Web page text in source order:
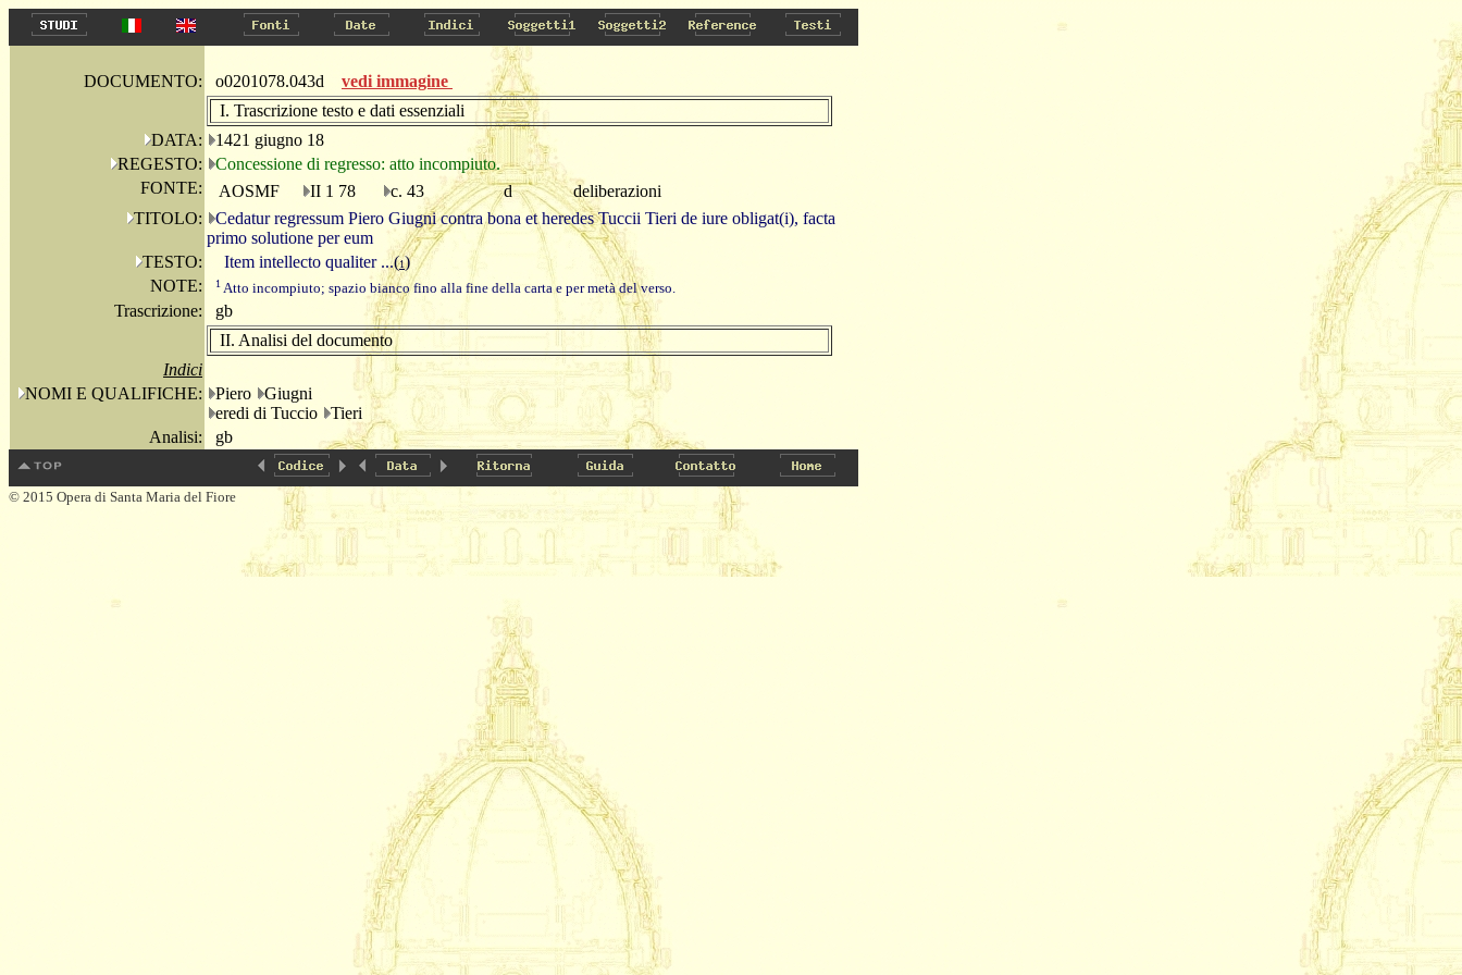
DOCUMENTO: o0201078.043d
vedi immagine
I. Trascrizione testo e dati essenziali
DATA:
1421 giugno 18
REGESTO:
Concessione di regresso: atto incompiuto.
FONTE:
AOSMF II 1 78 c. 43 d
deliberazioni
TITOLO:
Cedatur regressum Piero Giugni contra bona et heredes Tuccii Tieri de iure obligat(i), facta
primo solutione per eum
TESTO:
Item intellecto qualiter ...(1)
NOTE:
1 Atto incompiuto; spazio bianco fino alla fine della carta e per metà del verso.
Trascrizione:
gb
II. Analisi del documento
Indici
NOMI E QUALIFICHE:
Piero
Giugni
eredi di Tuccio
Tieri
Analisi:
gb
© 2015 Opera di Santa Maria del Fiore